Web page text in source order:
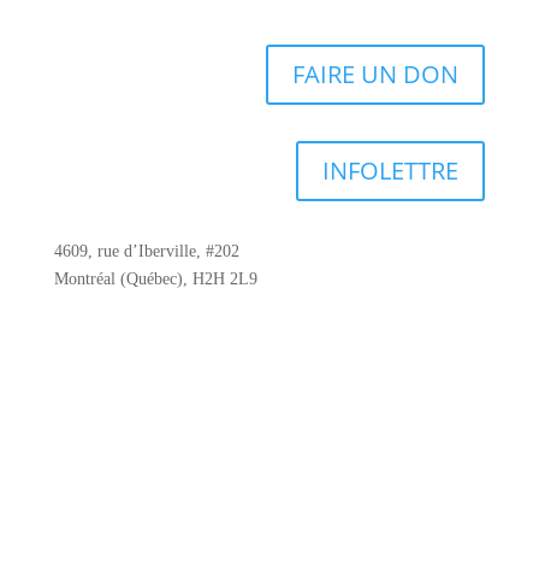
FAIRE UN DON
INFOLETTRE
4609, rue d’Iberville, #202
Montréal (Québec), H2H 2L9